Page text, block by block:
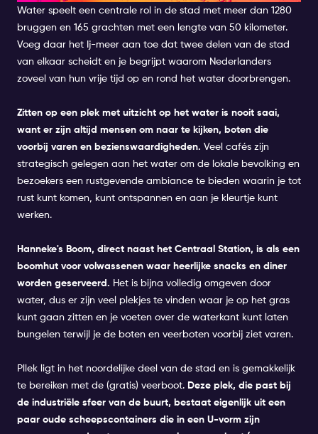
Water speelt een centrale rol in de stad met meer dan 1280
bruggen en 165 grachten met een lengte van 50 kilometer.
Voeg daar het Ij-meer aan toe dat twee delen van de stad
van elkaar scheidt en je begrijpt waarom Nederlanders
zoveel van hun vrije tijd op en rond het water doorbrengen.
Zitten op een plek met uitzicht op het water is nooit saai,
want er zijn altijd mensen om naar te kijken, boten die
voorbij varen en bezienswaardigheden. Veel cafés zijn
strategisch gelegen aan het water om de lokale bevolking en
bezoekers een rustgevende ambiance te bieden waarin je tot
rust kunt komen, kunt ontspannen en aan je kleurtje kunt
werken.
Hanneke's Boom, direct naast het Centraal Station, is als een
boomhut voor volwassenen waar heerlijke snacks en diner
worden geserveerd. Het is bijna volledig omgeven door
water, dus er zijn veel plekjes te vinden waar je op het gras
kunt gaan zitten en je voeten over de waterkant kunt laten
bungelen terwijl je de boten en veerboten voorbij ziet varen.
Pllek ligt in het noordelijke deel van de stad en is gemakkelijk
te bereiken met de (gratis) veerboot. Deze plek, die past bij
de industriële sfeer van de buurt, bestaat eigenlijk uit een
paar oude scheepscontainers die in een U-vorm zijn